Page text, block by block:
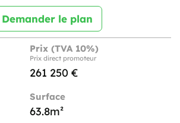
Demander le plan
Prix (TVA 10%)
Prix direct promoteur
261 250 €
Surface
63.8m²